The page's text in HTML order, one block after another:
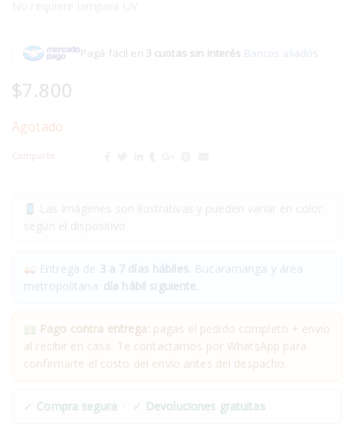
Pagá fácil en 3 cuotas sin interés.Bancos aliados
$7.800
Agotado
Compartir:
Entrega de 3 a 7 días hábiles. Bucaramanga y área
metropolitana: día hábil siguiente.
Pago contra entrega: pagas el pedido completo + envío
al recibir en casa. Te contactamos por WhatsApp para
confirmarte el costo del envío antes del despacho.
✓ Compra segura · ✓ Devoluciones gratuitas